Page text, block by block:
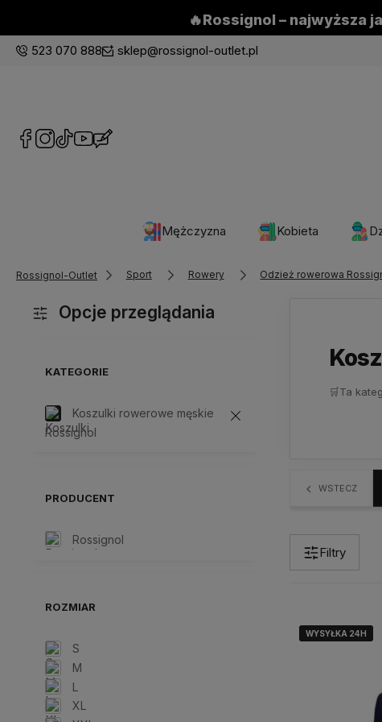
🔥Rossignol – najwyższa
523 070 888 sklep@rossignol-outlet.pl
Mężczyzna Kobieta
Rossignol-Outlet Sport Rowery Odzież rowerowa
Opcje przeglądania
KATEGORIE
Koszulki rowerowe męskie
Rossignol
PRODUCENT
Rossignol
ROZMIAR
S
M
L
XL
🛒Ta
WSTECZ
Filtry
WYSYŁKA 24H
WYSYŁKA 24H
WYSYŁKA 24H